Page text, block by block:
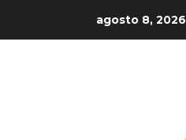
agosto 8, 2026